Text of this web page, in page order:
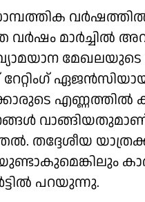
വര്‍ഷത്തില്‍
വര്‍ഷം മാര്‍ച്ചില്‍
മേഖലയുടെ
എണ്ണത്തില്‍
തദ്ദേശീയ
പറയുന്നു.